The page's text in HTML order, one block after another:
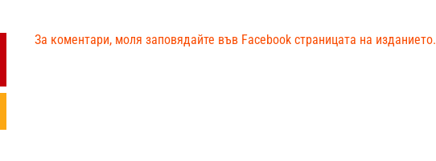
За коментари, моля заповядайте във Facebook страницата на изданието.